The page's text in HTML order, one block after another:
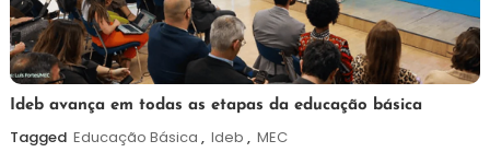
6
de
agosto
Maurilio
Ideb avança em todas as etapas da educação básica
Tagged Educação Básica , Ideb , MEC